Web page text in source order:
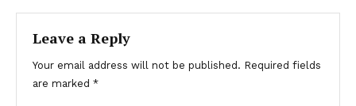
Leave a Reply
Your email address will not be published. Required fields
are marked *